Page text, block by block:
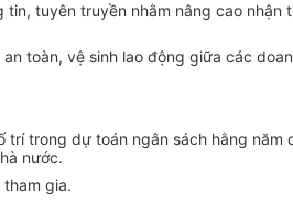
tuyên truyền nhằm nâng cao
toàn, vệ sinh lao động giữa các
trong dự toán ngân sách hằng
nước.
gia.